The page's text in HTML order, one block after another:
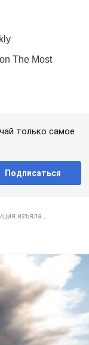
только самое
Подписаться
изъяла...